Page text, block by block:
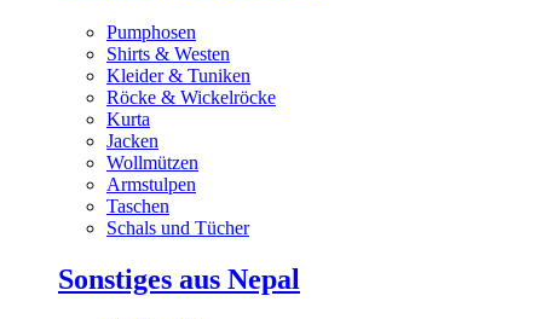
Pumphosen
Shirts & Westen
Kleider & Tuniken
Röcke & Wickelröcke
Kurta
Jacken
Wollmützen
Armstulpen
Taschen
Schals und Tücher
Sonstiges aus Nepal